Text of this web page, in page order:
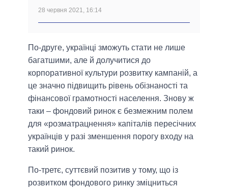
28 червня 2021, 16:14
По-друге, українці зможуть стати не лише
багатшими, але й долучитися до
корпоративної культури розвитку кампаній, а
це значно підвищить рівень обізнаності та
фінансової грамотності населення. Знову ж
таки – фондовий ринок є безмежним полем
для «розматрацнення» капіталів пересічних
українців у разі зменшення порогу входу на
такий ринок.
По-третє, суттєвий позитив у тому, що із
розвитком фондового ринку зміцниться